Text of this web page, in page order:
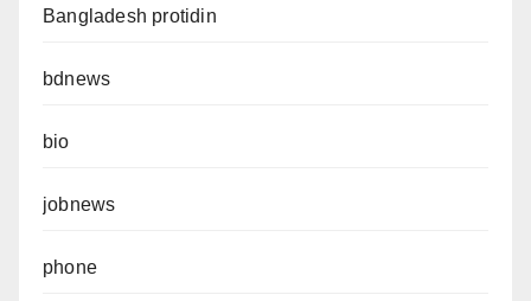
Bangladesh protidin
bdnews
bio
jobnews
phone